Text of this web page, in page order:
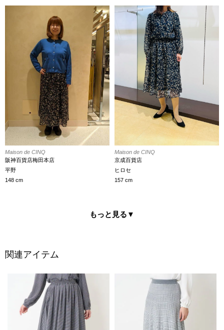
Maison de CINQ
阪神百貨店梅田本店
平野
148 cm
Maison de CINQ
京成百貨店
ヒロセ
157 cm
もっと見る ▼
関連アイテム